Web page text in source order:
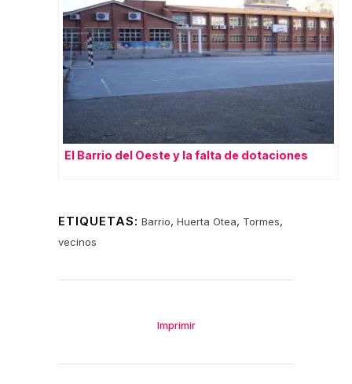
El Barrio del Oeste y la falta de dotaciones
ETIQUETAS: Barrio, Huerta Otea, Tormes,
vecinos
Imprimir